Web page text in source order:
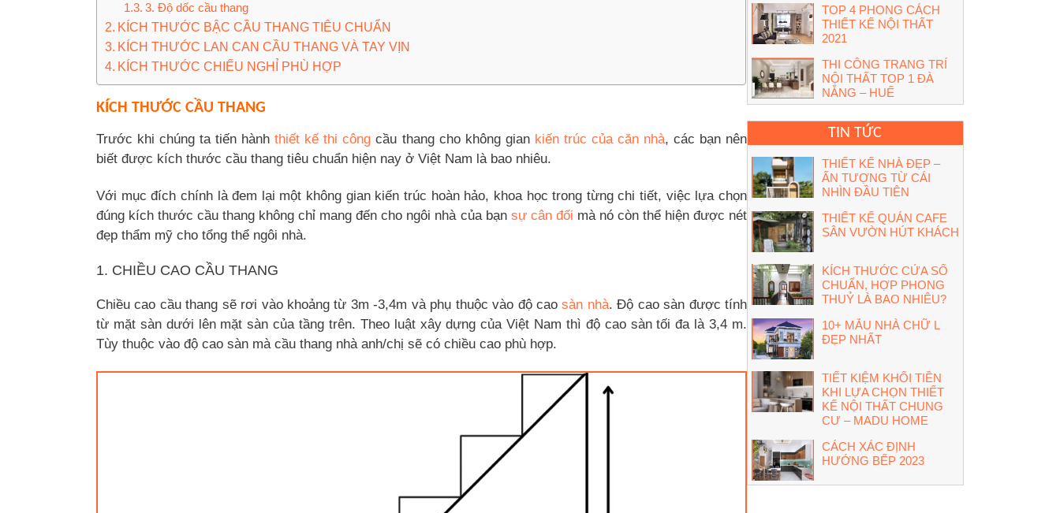
3. Độ dốc cầu thang
KÍCH THƯỚC BẬC CẦU THANG TIÊU CHUẨN
KÍCH THƯỚC LAN CAN CẦU THANG VÀ TAY VỊN
KÍCH THƯỚC CHIẾU NGHỈ PHÙ HỢP
KÍCH THƯỚC CẦU THANG
Trước khi chúng ta tiến hànhthiết kế thi công cầu thang cho không gian kiến trúc của căn nhà, các bạn nên
biết được kích thước cầu thang tiêu chuẩn hiện nay ở Việt Nam là bao nhiêu.
Với mục đích chính là đem lại một không gian kiến trúc hoàn hảo, khoa học trong từng chi tiết, việc lựa chọn
đúng kích thước cầu thang không chỉ mang đến cho ngôi nhà của bạn sự cân đối mà nó còn thể hiện được nét
đẹp thẩm mỹ cho tổng thể ngôi nhà.
1. CHIỀU CAO CẦU THANG
Chiều cao cầu thang sẽ rơi vào khoảng từ 3m -3,4m và phụ thuộc vào độ caosàn nhà. Độ cao sàn được tính
từ mặt sàn dưới lên mặt sàn của tầng trên. Theo luật xây dựng của Việt Nam thì độ cao sàn tối đa là 3,4 m.
Tùy thuộc vào độ cao sàn mà cầu thang nhà anh/chị sẽ có chiều cao phù hợp.
TOP 4 PHONG CÁCH
THIẾT KẾ NỘI THẤT
2021
THI CÔNG TRANG TRÍ
NỘI THẤT TOP 1 ĐÀ
NẴNG – HUẾ
TIN TỨC
THIẾT KẾ NHÀ ĐẸP –
ẤN TƯỢNG TỪ CÁI
NHÌN ĐẦU TIÊN
THIẾT KẾ QUÁN CAFE
SÂN VƯỜN HÚT KHÁCH
KÍCH THƯỚC CỬA SỔ
CHUẨN, HỢP PHONG
THUỶ LÀ BAO NHIÊU?
10+ MẪU NHÀ CHỮ L
ĐẸP NHẤT
TIẾT KIỆM KHỐI TIỀN
KHI LỰA CHỌN THIẾT
KẾ NỘI THẤT CHUNG
CƯ – MADU HOME
CÁCH XÁC ĐỊNH
HƯỚNG BẾP 2023